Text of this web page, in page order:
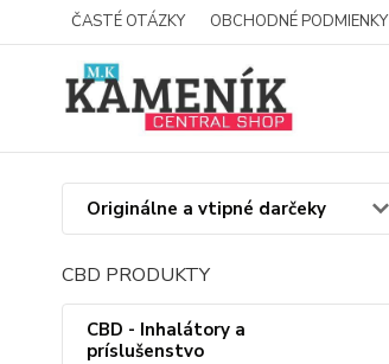
ČASTÉ OTÁZKY OBCHODNÉ PODMIENKY
Originálne a vtipné darčeky
CBD PRODUKTY
CBD - Inhalátory a
príslušenstvo